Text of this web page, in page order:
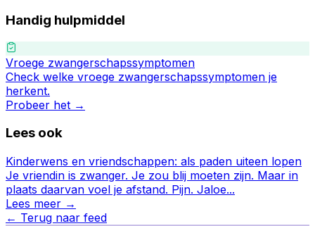
Handig hulpmiddel
Vroege zwangerschapssymptomen
Check welke vroege zwangerschapssymptomen je
herkent.
Probeer het →
Lees ook
Kinderwens en vriendschappen: als paden uiteen lopen
Je vriendin is zwanger. Je zou blij moeten zijn. Maar in
plaats daarvan voel je afstand. Pijn. Jaloe...
Lees meer →
← Terug naar feed